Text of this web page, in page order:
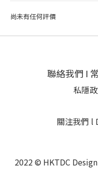
尚未有任何評價
聯絡我們 I
私隱
關注我們 l
2022 © HKTDC